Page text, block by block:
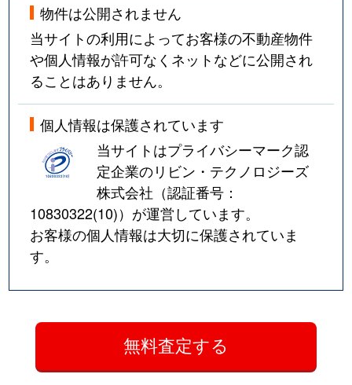
物件は公開されません
当サイトの利用によってお客様の不動産物件
や個人情報が許可なくネットなどに公開され
ることはありません。
個人情報は保護されています
当サイトはプライバシーマーク認
定企業のリビン・テクノロジーズ
株式会社（認証番号：
10830322(10)）が運営しています。
お客様の個人情報は大切に保護されていま
す。